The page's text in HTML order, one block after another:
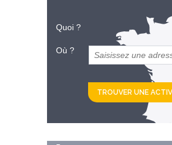
Quoi ?
Où ?
et
km alentour